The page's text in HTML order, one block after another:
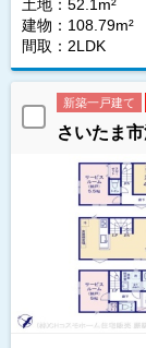
土地：52.1m²
建物：108.79m²
間取：2LDK
新築一戸建て
さいたま